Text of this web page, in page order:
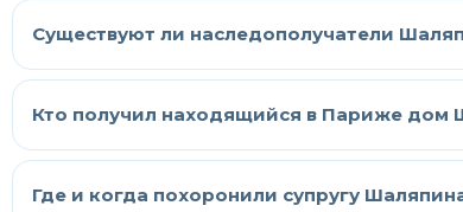
Существуют ли наследополучатели
Кто получил находящийся в Париже дом
Где и когда похоронили супругу